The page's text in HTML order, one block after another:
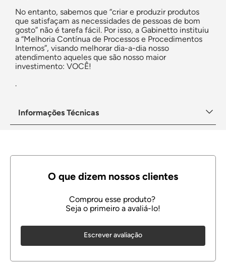
No entanto, sabemos que “criar e produzir produtos
que satisfaçam as necessidades de pessoas de bom
gosto” não é tarefa fácil. Por isso, a Gabinetto instituiu
a “Melhoria Contínua de Processos e Procedimentos
Internos”, visando melhorar dia-a-dia nosso
atendimento aqueles que são nosso maior
investimento: VOCÊ!
.
Informações Técnicas
Escrever avaliação